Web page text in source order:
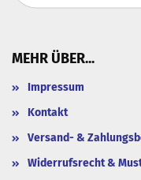
MEHR ÜBER...
Impressum
Kontakt
Versand- &
Widerrufsrecht &